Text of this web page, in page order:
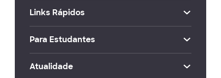
Links Rápidos
Para Estudantes
Atualidade